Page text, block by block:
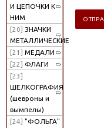
И ЦЕПОЧКИ К
НИМ
[20] ЗНАЧКИ
МЕТАЛЛИЧЕСКИЕ
[21] МЕДАЛИ
[22] ФЛАГИ
[23]
ШЕЛКОГРАФИЯ
(шевроны и
вымпелы)
[24] "ФОЛЬГА"